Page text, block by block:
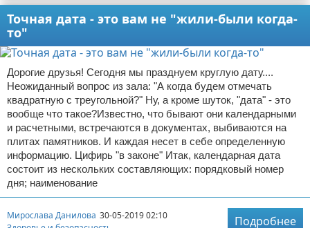
Точная дата - это вам не "жили-были когда-
то"
Дорогие друзья! Сегодня мы празднуем круглую дату....
Неожиданный вопрос из зала: "А когда будем отмечать
квадратную с треугольной?" Ну, а кроме шуток, "дата" - это
вообще что такое?Известно, что бывают они календарными
и расчетными, встречаются в документах, выбиваются на
плитах памятников. И каждая несет в себе определенную
информацию. Цифирь "в законе" Итак, календарная дата
состоит из нескольких составляющих: порядковый номер
дня; наименование
Мирослава Данилова 30-05-2019 02:10
Подробнее